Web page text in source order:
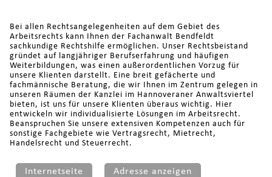
Bei allen Rechtsangelegenheiten auf dem Gebiet des
Arbeitsrechts kann Ihnen der Fachanwalt Bendfeldt
sachkundige Rechtshilfe ermöglichen. Unser Rechtsbeistand
gründet auf langjähriger Berufserfahrung und häufigen
Weiterbildungen, was einen außerordentlichen Vorzug für
unsere Klienten darstellt. Eine breit gefächerte und
fachmännische Beratung, die wir Ihnen im Zentrum gelegen in
unseren Räumen der Kanzlei im Hannoveraner Anwaltsviertel
bieten, ist uns für unsere Klienten überaus wichtig. Hier
entwickeln wir individualisierte Lösungen im Arbeitsrecht.
Beanspruchen Sie unsere extensiven Kompetenzen auch für
sonstige Fachgebiete wie Vertragsrecht, Mietrecht,
Handelsrecht und Steuerrecht.
Internetseite Adresse anzeigen